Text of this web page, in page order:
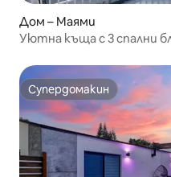
Дом – Маями
Уютна къща с 3 спални
Супердомакин
Супердомакин